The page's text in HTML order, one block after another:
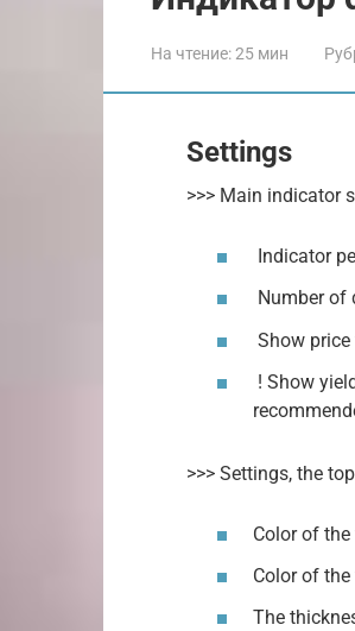
На чтение:25 мин
Settings
>>> Main indicator
Indicator
Number of
Show
! Show
>>> Settings, the
Color of
Color of
The